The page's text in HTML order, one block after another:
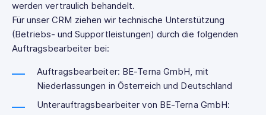
werden vertraulich behandelt.
Für unser CRM ziehen wir technische Unterstützung
(Betriebs- und Supportleistungen) durch die folgenden
Auftragsbearbeiter bei:
Auftragsbearbeiter: BE-Terna GmbH, mit
Niederlassungen in Österreich und Deutschland
Unterauftragsbearbeiter von BE-Terna GmbH: